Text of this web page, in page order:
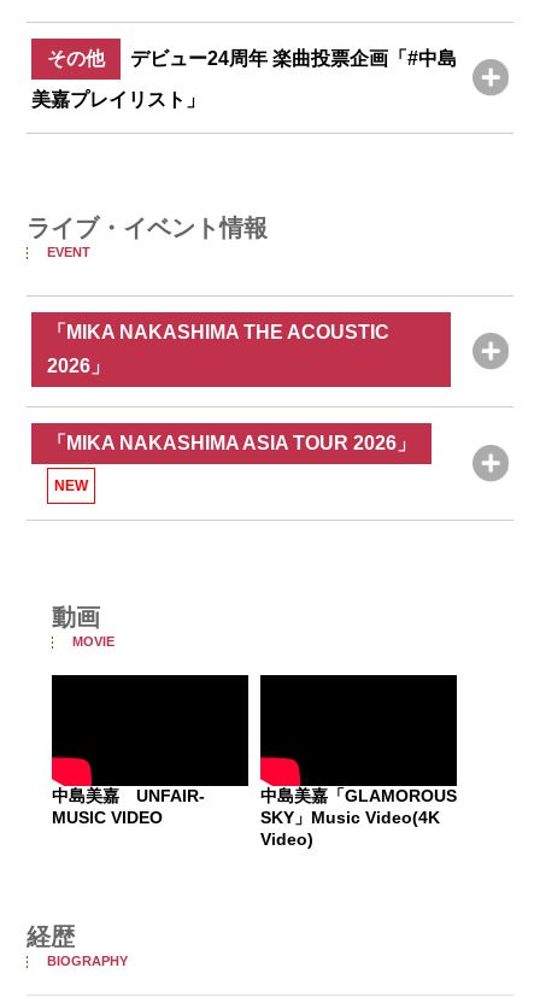
その他
デビュー24周年 楽曲投票企画「#中島
美嘉プレイリスト」
ライブ・イベント情報
EVENT
「MIKA NAKASHIMA THE ACOUSTIC
2026」
「MIKA NAKASHIMA ASIA TOUR 2026」
NEW
動画
MOVIE
中島美嘉 UNFAIR-
MUSIC VIDEO
中島美嘉「GLAMOROUS
SKY」Music Video(4K
Video)
経歴
BIOGRAPHY